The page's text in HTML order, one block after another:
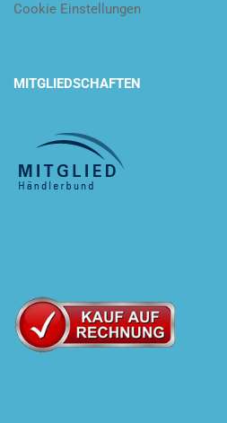
Cookie Einstellungen
MITGLIEDSCHAFTEN